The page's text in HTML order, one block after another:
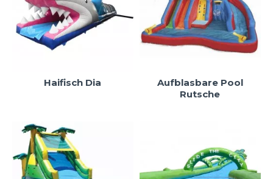
Haifisch Dia
Aufblasbare Pool
Rutsche